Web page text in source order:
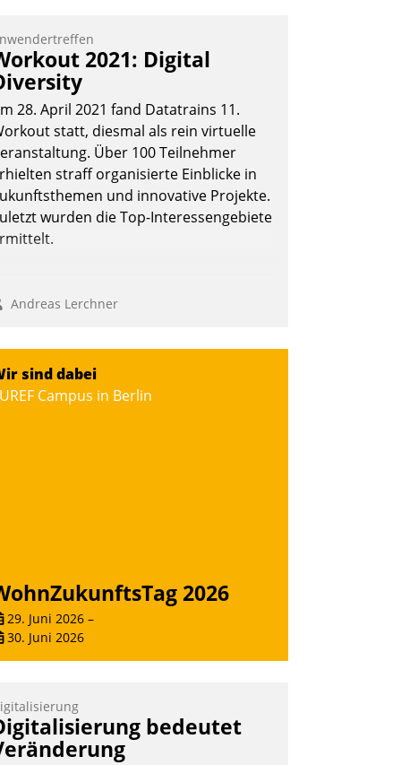
Wie lassen sich Mammutprojekte
und Workloads wuppen – bei
anspruchsvollen Aufgaben
abnehmendem Nachwuchs?
Nadja Hußmann
2021: Digital
28. April 2021 fand Datatrains 11.
statt, diesmal als rein virtuelle
Über 100 Teilnehmer
straff organisierte Einblicke in
und innovative Projekte.
wurden die Top-Interessengebiete
Andreas Lerchner
sind dabei
Campus in Berlin
2026
29. Juni 2026 –
30. Juni 2026
bedeutet